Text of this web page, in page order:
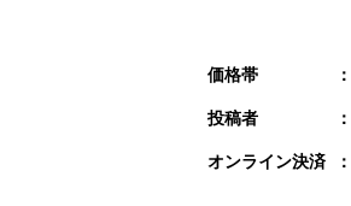
価格帯 ：
投稿者 ：
オンライン決済 ：